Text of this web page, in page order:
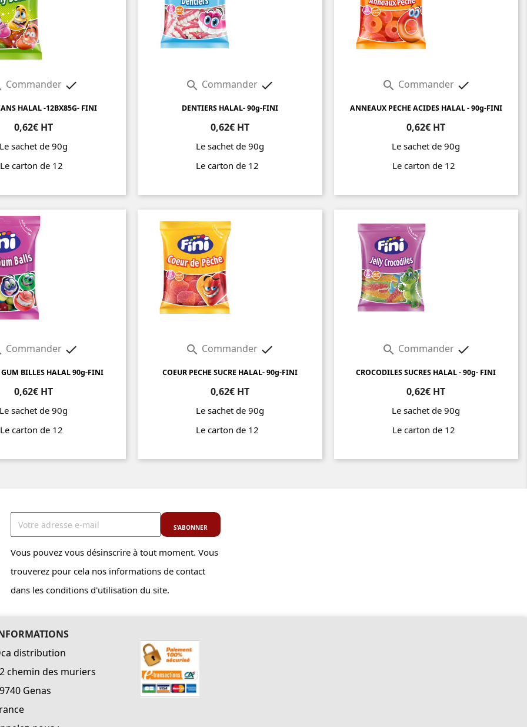
Commander 
HALAL -12BX85G- FINI
0,62€ HT
Le sachet de 90g
Le carton de 12
 Commander 
DENTIERS HALAL- 90g-FINI
0,62€ HT
Le sachet de 90g
Le carton de 12
 Commander 
ANNEAUX PECHE ACIDES HALAL - 90g-FINI
0,62€ HT
Le sachet de 90g
Le carton de 12
Commander 
BILLES HALAL 90g-FINI
0,62€ HT
Le sachet de 90g
Le carton de 12
 Commander 
COEUR PECHE SUCRE HALAL- 90g-FINI
0,62€ HT
Le sachet de 90g
Le carton de 12
 Commander 
CROCODILES SUCRES HALAL - 90g- FINI
0,62€ HT
Le sachet de 90g
Le carton de 12
Vous pouvez vous désinscrire à tout moment. Vous
trouverez pour cela nos informations de contact
dans les conditions d'utilisation du site.
distribution
chemin des muriers
Genas